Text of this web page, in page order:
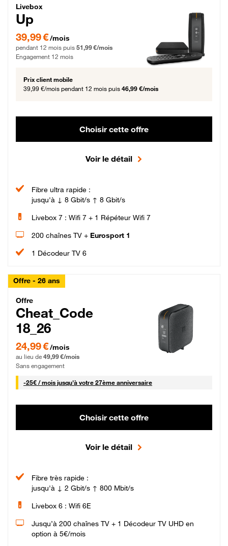
Livebox Up Fibre
Livebox
Up
39,99 € par mois pendant 12 mois puis 51,99 € par mois, Engagement 12 mois
39,99 €/mois
pendant 12 mois puis 51,99 €/mois
Engagement 12 mois
Prix client mobile
39,99 €/mois pendant 12 mois puis 46,99 €/mois
Choisir cette offre
Voir le détail
Fibre ultra rapide :
jusqu'à ↓ 8 Gbit/s ↑ 8 Gbit/s
Livebox 7 : Wifi 7 + 1 Répéteur Wifi 7
200 chaînes TV + Eurosport 1
1 Décodeur TV 6
Offre - 26 ans
Cheat_Code Fibre_18_26
Offre
Cheat_Code
18_26
24,99 € par mois pendant 0 mois puis 49,99 € par mois, Sans engagement
24,99 €/mois
au lieu de 49,99 €/mois
Sans engagement
-25€ / mois25 € par mois
jusqu'à votre 27ème anniversaire
Choisir cette offre
Voir le détail
Fibre très rapide :
jusqu'à ↓ 2 Gbit/s ↑ 800 Mbit/s
Livebox 6 : Wifi 6E
Jusqu’à 200 chaînes TV + 1 Décodeur TV UHD en
option à 5€/mois